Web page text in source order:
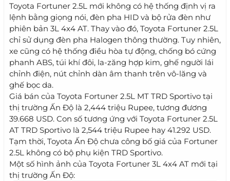
Toyota Fortuner 2.5L mới không có hệ thống định vị ra
lệnh bằng giọng nói, đèn pha HID và bộ rửa đèn như
phiên bản 3L 4x4 AT. Thay vào đó, Toyota Fortuner 2.5L
chỉ sử dụng đèn pha Halogen thông thường. Tuy nhiên,
xe cũng có hệ thống điều hòa tự động, chống bó cứng
phanh ABS, túi khí đôi, la-zăng hợp kim, ghế người lái
chỉnh điện, nút chỉnh dàn âm thanh trên vô-lăng và
ghế bọc da.
Giá bán của Toyota Fortuner 2.5L MT TRD Sportivo tại
thị trường Ấn Độ là 2,444 triệu Rupee, tương đương
39.668 USD. Con số tương ứng với Toyota Fortuner 2.5L
AT TRD Sportivo là 2,544 triệu Rupee hay 41.292 USD.
Tạm thời, Toyota Ấn Độ chưa công bố giá của Fortuner
2.5L không có bộ phụ kiện TRD Sportivo.
Một số hình ảnh của Toyota Fortuner 3L 4x4 AT mới tại
thị trường Ấn Độ: